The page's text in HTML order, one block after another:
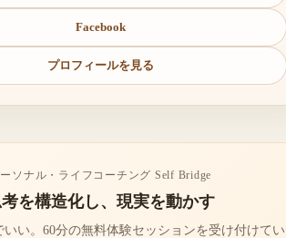
Facebook
プロフィールを見る
ソナル・ライフコーチング Self Bridge
を構造化し、現実を動かす
いい。60分の無料体験セッションを受け付けてい